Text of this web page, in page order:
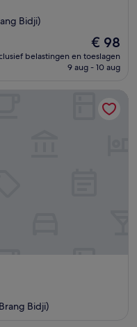
Bidji)
De
prijs
is
€ 98
belastingen en toeslagen
9 aug - 10 aug
Bidji)